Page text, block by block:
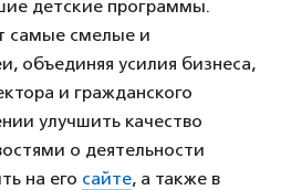
детские программы.
самые смелые и
объединяя усилия бизнеса,
и гражданского
улучшить качество
о деятельности
на его сайте, а также в